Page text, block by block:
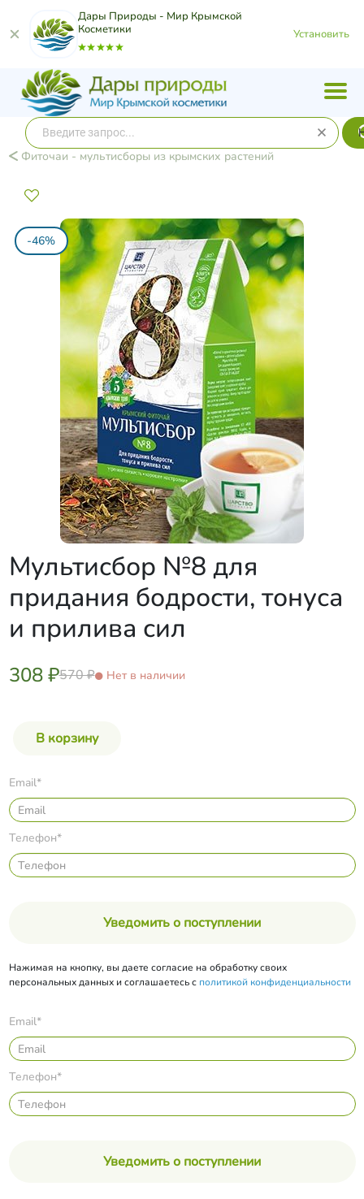
Дары Природы - Мир Крымской
Косметики
Установить
Фиточаи - мультисборы из крымских растений
-46%
Мультисбор №8 для
придания бодрости, тонуса
и прилива сил
308 ₽570 ₽ Нет в наличии
Email*
Телефон*
Уведомить о поступлении
Нажимая на кнопку, вы даете согласие на обработку своих
персональных данных и соглашаетесь с политикой конфиденциальности
Email*
Телефон*
Уведомить о поступлении